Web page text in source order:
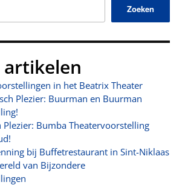
Zoeken
artikelen
in het Beatrix Theater
Plezier: Buurman en Buurman
Plezier: Bumba Theatervoorstelling
bij Buffetrestaurant in Sint-Niklaas
van Bijzondere